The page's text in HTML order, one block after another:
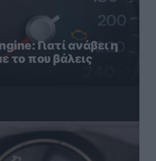
Γιατί ανάβει η
το που βάλεις